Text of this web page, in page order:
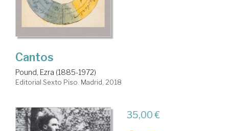
Cantos
Pound, Ezra (1885-1972)
Editorial Sexto Piso. Madrid, 2018
35,00 €